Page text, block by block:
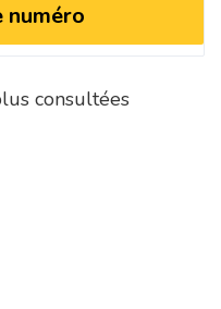
consultées